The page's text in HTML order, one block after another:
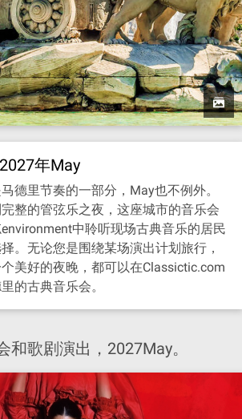
年May
德里节奏的一部分，May也不例外。
整的管弦乐之夜，这座城市的音乐会
中聆听现场古典音乐的居民
。无论您是围绕某场演出计划旅行，
美好的夜晚，都可以在Classictic.com
的古典音乐会。
和歌剧演出，2027May。